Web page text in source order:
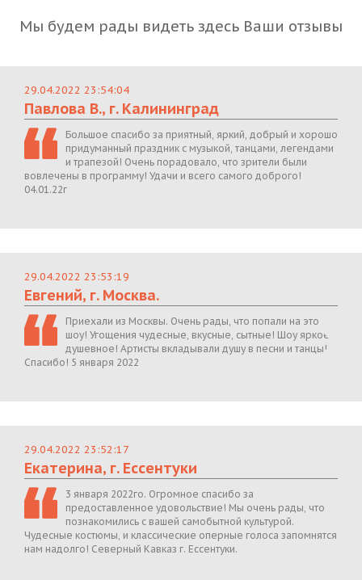
Мы будем рады видеть здесь Ваши отзывы
29.04.2022 23:54:04
Павлова В., г. Калининград
Большое спасибо за приятный, яркий, добрый и хорошо
придуманный праздник с музыкой, танцами, легендами
и трапезой! Очень порадовало, что зрители были
вовлечены в программу! Удачи и всего самого доброго!
04.01.22г
29.04.2022 23:53:19
Евгений, г. Москва.
Приехали из Москвы. Очень рады, что попали на это
шоу! Угощения чудесные, вкусные, сытные! Шоу яркое,
душевное! Артисты вкладывали душу в песни и танцы!
Спасибо! 5 января 2022
29.04.2022 23:52:17
Екатерина, г. Ессентуки
3 января 2022го. Огромное спасибо за
предоставленное удовольствие! Мы очень рады, что
познакомились с вашей самобытной культурой.
Чудесные костюмы, и классические оперные голоса запомнятся
нам надолго! Северный Кавказ г. Ессентуки.